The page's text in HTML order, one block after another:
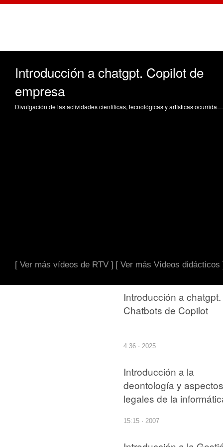
Introducción a chatgpt. Copilot de
empresa
Divulgación de las actividades científicas, tecnológicas y artísticas ocurridas en los tres campus de la UPV
[ Ver más vídeos de RTV ] [ Ver más Vídeos didácticos
Introducción a chatgpt.
Chatbots de Copilot
4:36 · 2025
Introducción a la
deontología y aspectos
legales de la
15:15 · 2007